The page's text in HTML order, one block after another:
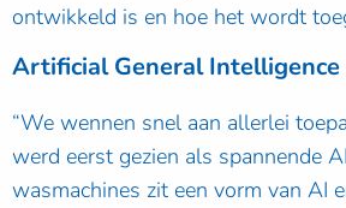
ontwikkeld is en hoe het wordt
Artificial General Intelligence
“We wennen snel aan allerlei
werd eerst gezien als spannende
wasmachines zit een vorm van AI